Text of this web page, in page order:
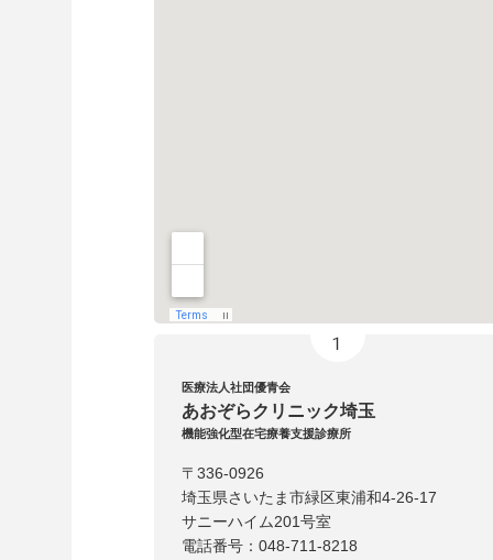
医療法人社団優青会
あおぞらクリニック埼玉
機能強化型在宅療養支援診療所
〒336-0926
埼玉県さいたま市緑区東浦和4-26-17
サニーハイム201号室
電話番号：048-711-8218